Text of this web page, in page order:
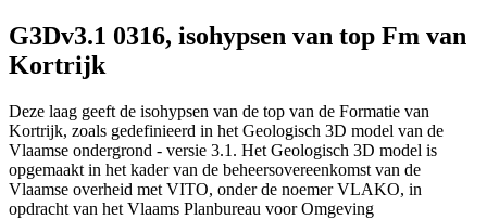
G3Dv3.1 0316, isohypsen van top Fm van
Kortrijk
Deze laag geeft de isohypsen van de top van de Formatie van
Kortrijk, zoals gedefinieerd in het Geologisch 3D model van de
Vlaamse ondergrond - versie 3.1. Het Geologisch 3D model is
opgemaakt in het kader van de beheersovereenkomst van de
Vlaamse overheid met VITO, onder de noemer VLAKO, in
opdracht van het Vlaams Planbureau voor Omgeving